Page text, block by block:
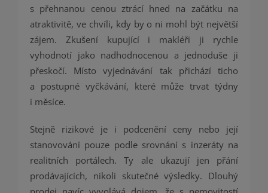
s přehnanou cenou ztrácí hned na začátku na
atraktivitě, ve chvíli, kdy by o ni mohl být největší
zájem. Zkušení kupující i makléři ji rychle
vyhodnotí jako nadhodnocenou a jednoduše ji
přeskočí. Místo vyjednávání tak přichází ticho
a postupné vyčkávání, které může trvat týdny
i měsíce.
Stejně rizikové je i podcenění ceny nebo její
stanovování pouze podle srovnání s inzeráty na
realitních portálech. Ty ale ukazují jen přání
prodávajících, nikoli skutečné výsledky. Dlouhý